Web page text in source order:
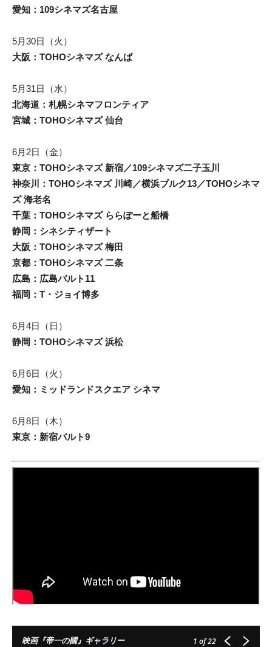
愛知：109シネマズ名古屋
5月30日（火）
大阪：TOHOシネマズ なんば
5月31日（水）
北海道：札幌シネマフロンティア
宮城：TOHOシネマズ 仙台
6月2日（金）
東京：TOHOシネマズ 新宿／109シネマズ二子玉川
神奈川：TOHOシネマズ 川崎／横浜ブルク13／TOHOシネマ
ズ 海老名
千葉：TOHOシネマズ ららぽーと船橋
静岡：シネシティザート
大阪：TOHOシネマズ 梅田
京都：TOHOシネマズ 二条
広島：広島バルト11
福岡：T・ジョイ博多
6月4日（日）
静岡：TOHOシネマズ 浜松
6月6日（火）
愛知：ミッドランドスクエア シネマ
6月8日（木）
東京：新宿バルト9
映画『帝一の國』ギャラリー 1 of 22